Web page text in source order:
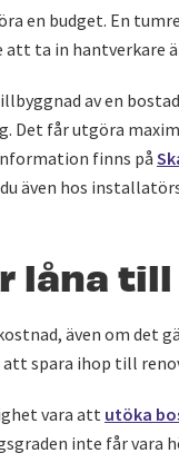
en budget. En
ta in hantverkare
av en
Det får utgöra
finns på
även hos
låna
även om det
spara ihop till
vara att utöka
inte får vara